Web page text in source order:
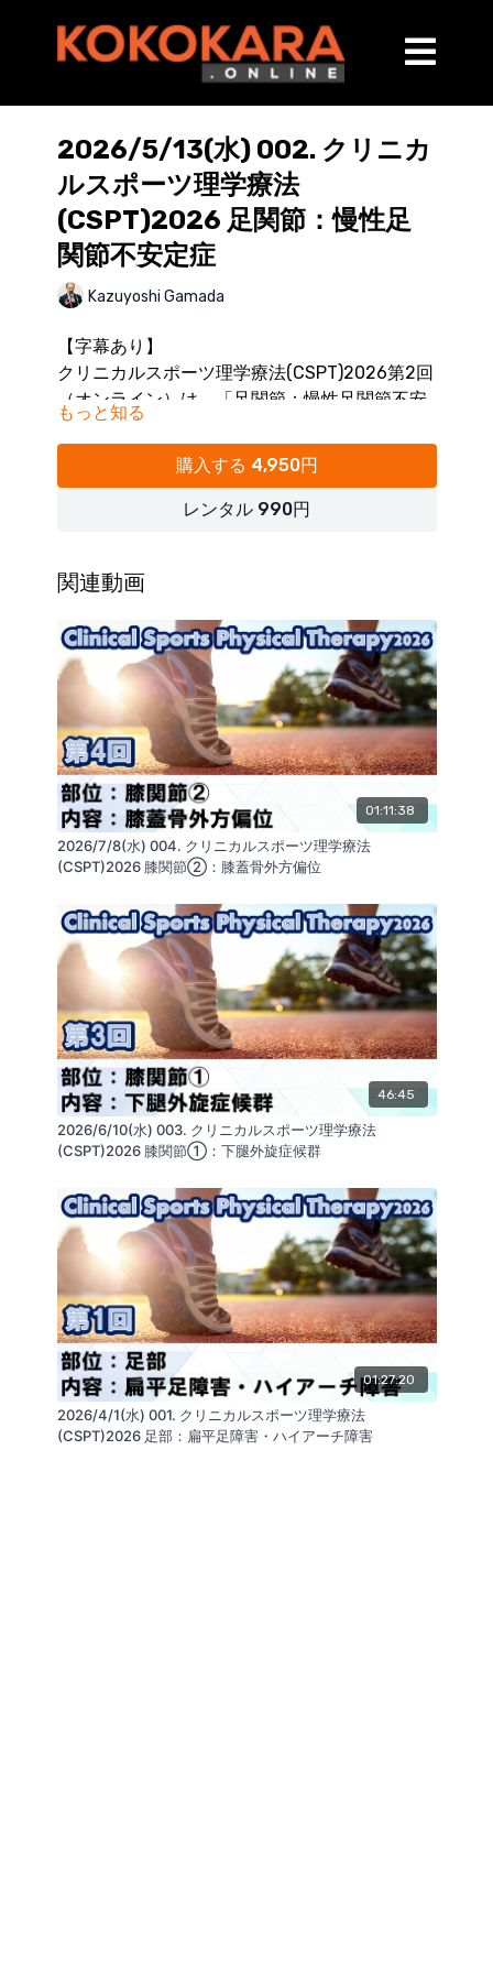
2026/5/13(水) 002. クリニカ
ルスポーツ理学療法
(CSPT)2026 足関節：慢性足
関節不安定症
Kazuyoshi Gamada
【字幕あり】
クリニカルスポーツ理学療法(CSPT)2026第2回
（オンライン）は、「足関節：慢性足関節不安
定症」をテーマとし、距骨下関節の病態理解か
ら歩行分析まで学び、再発予防につながる臨床
力を高めます。
（講師：蒲田和芳）
■セミナーハイライト
https://youtu.be/o8pzo78YGOo
【ノーカット版内容】
・評価
・背屈位動揺性の病態
・アライメント評価
・原因因子の評価
・保存療法総論
・保存療法各論
・リアライン・ソックス
・テーピングによる足関節運動の正常化
・リアライン・インソール
・リアライン・エクササイズ距腿関節
・リアライン・エクササイズ距骨下関節
・足関節のマニュアル・リアライン
・距腿関節＜背屈＞
・下腿三頭筋・アキレス腱
・後内側拘縮
■セミナーに関連するお役立ち商品
・リアライン・ソックス
貼らないテーピングで、足首を簡単サポート
https://glab.shop/collections/product_all/
soft
・リアライン・インソール・スポーツ
足のアーチを優しく支え、歪みを整える
https://glab.shop/collections/product_all/
sports-ts
・リハビー・レッグプレス
膝の衝撃を抑え、動きやすい体を作る
https://glab.shop/collections/product_all/
・リアライン・シューズバランス＜膝関節用＞
もっと知る
購入する 4,950円
レンタル 990円
関連動画
01:11:38
2026/7/8(水) 004. クリニカルスポーツ理学療法
(CSPT)2026 膝関節②：膝蓋骨外方偏位
46:45
2026/6/10(水) 003. クリニカルスポーツ理学療法
(CSPT)2026 膝関節①：下腿外旋症候群
01:27:20
2026/4/1(水) 001. クリニカルスポーツ理学療法
(CSPT)2026 足部：扁平足障害・ハイアーチ障害